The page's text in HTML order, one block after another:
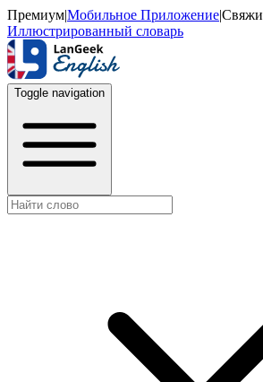
Премиум|Мобильное Приложение|
Иллюстрированный словарь
Toggle navigation